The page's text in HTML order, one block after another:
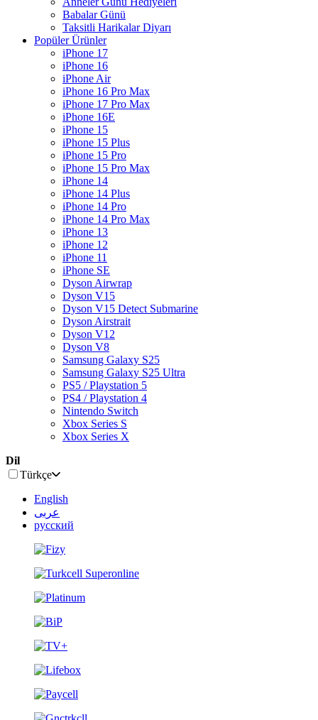
Babalar Günü
Taksitli Harikalar Diyarı
Popüler Ürünler
iPhone 17
iPhone 16
iPhone Air
iPhone 16 Pro Max
iPhone 17 Pro Max
iPhone 16E
iPhone 15
iPhone 15 Plus
iPhone 15 Pro
iPhone 15 Pro Max
iPhone 14
iPhone 14 Plus
iPhone 14 Pro
iPhone 14 Pro Max
iPhone 13
iPhone 12
iPhone 11
iPhone SE
Dyson Airwrap
Dyson V15
Dyson V15 Detect Submarine
Dyson Airstrait
Dyson V12
Dyson V8
Samsung Galaxy S25
Samsung Galaxy S25 Ultra
PS5 / Playstation 5
PS4 / Playstation 4
Nintendo Switch
Xbox Series S
Xbox Series X
Dil
Türkçe
English
عربى
русский